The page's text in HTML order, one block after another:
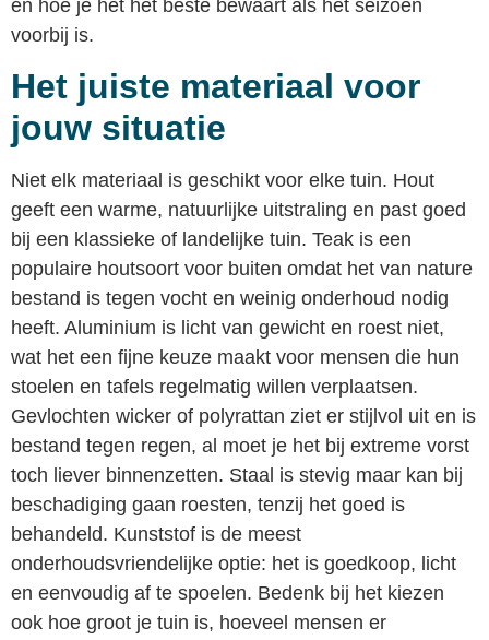
en hoe je het het beste bewaart als het seizoen
voorbij is.
Het juiste materiaal voor
jouw situatie
Niet elk materiaal is geschikt voor elke tuin. Hout
geeft een warme, natuurlijke uitstraling en past goed
bij een klassieke of landelijke tuin. Teak is een
populaire houtsoort voor buiten omdat het van nature
bestand is tegen vocht en weinig onderhoud nodig
heeft. Aluminium is licht van gewicht en roest niet,
wat het een fijne keuze maakt voor mensen die hun
stoelen en tafels regelmatig willen verplaatsen.
Gevlochten wicker of polyrattan ziet er stijlvol uit en is
bestand tegen regen, al moet je het bij extreme vorst
toch liever binnenzetten. Staal is stevig maar kan bij
beschadiging gaan roesten, tenzij het goed is
behandeld. Kunststof is de meest
onderhoudsvriendelijke optie: het is goedkoop, licht
en eenvoudig af te spoelen. Bedenk bij het kiezen
ook hoe groot je tuin is, hoeveel mensen er